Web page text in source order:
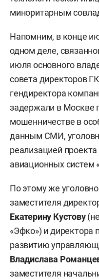
миноритарным
Напомним, в конце
одном деле,
июля основного
совета директоров
гендиректора
задержали в Москве
мошенничестве в
данным СМИ,
реализацией
авиационных систем
По этому же
заместителя
Екатерину Кустову
«Эфко») и директора
развитию
Владислава
заместителя